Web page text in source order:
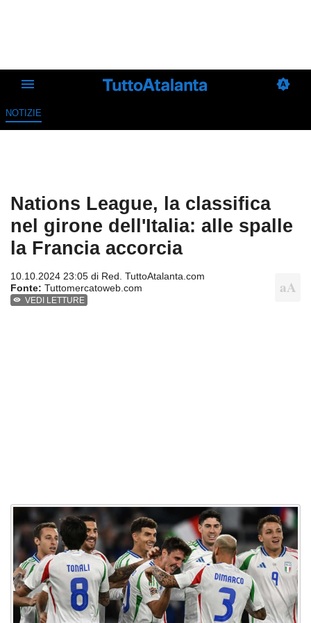
NOTIZIE
Nations League, la classifica
nel girone dell'Italia: alle spalle
la Francia accorcia
10.10.2024 23:05 di Red. TuttoAtalanta.com
Fonte: Tuttomercatoweb.com
VEDI LETTURE